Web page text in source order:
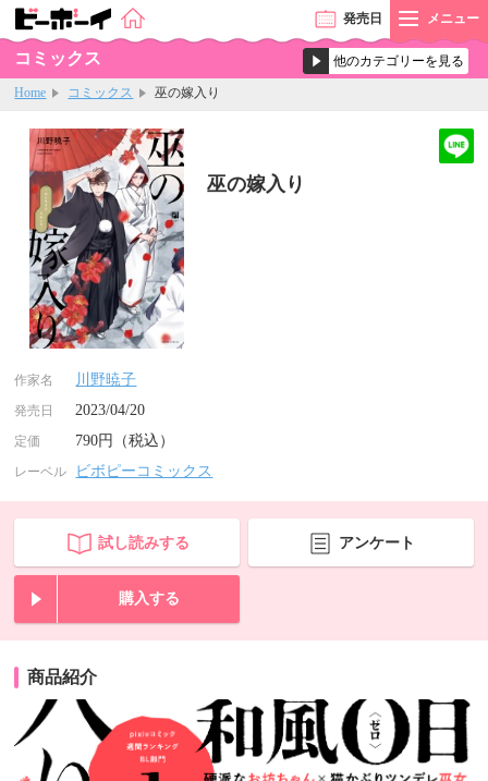
発売日 メニュー
コミックス
Home コミックス 巫の嫁入り
巫の嫁入り
作家名 川野暁子
発売日 2023/04/20
定価 790円（税込）
レーベル ビボピーコミックス
試し読みする アンケート
購入する
商品紹介